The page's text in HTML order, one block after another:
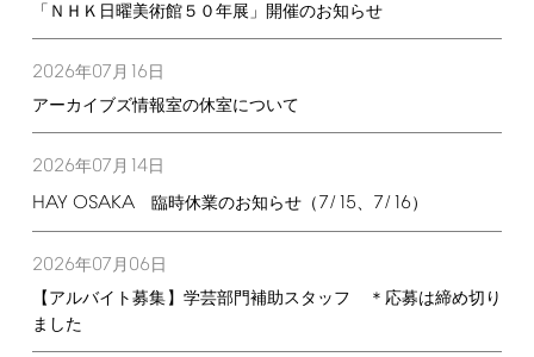
「ＮＨＫ日曜美術館５０年展」開催のお知らせ
2026年07月 16日
アーカイブズ情報室の休室について
2026年07月 14日
HAY OSAKA臨時休業のお知らせ（7/15、 7/16）
2026年07月 06日
【アルバイト募集】学芸部門補助スタッフ ＊応募は締め切り
ました